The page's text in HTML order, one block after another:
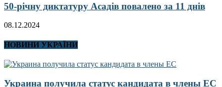
50-річну диктатуру Асадів повалено за 11 днів
08.12.2024
НОВИНИ УКРАЇНИ
Украина получила статус кандидата в члены ЕС